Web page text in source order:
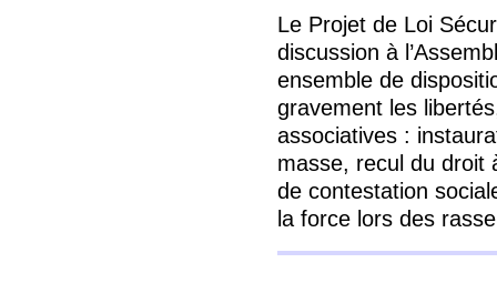
Le Projet de Loi
discussion à
ensemble de
gravement les
associatives :
masse, recul du droit
de contestation
la force lors des